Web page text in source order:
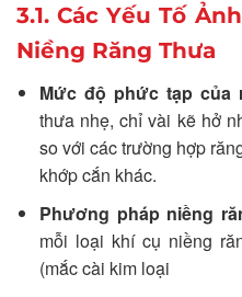
3.1. Các Yếu Tố
Niềng Răng Thưa
Mức độ phức tạp của
thưa nhẹ, chỉ vài kẽ hở
so với các trường hợp
khớp cắn khác.
Phương pháp niềng
mỗi loại khí cụ niềng
(mắc cài kim loại